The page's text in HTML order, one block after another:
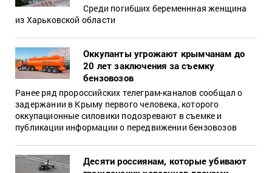
Среди погибших беременнная женщина
из Харьковской области
Оккупанты угрожают крымчанам до
20 лет заключения за съемку
бензовозов
Ранее ряд пророссийских телеграм-каналов сообщал о
задержании в Крыму первого человека, которого
оккупационные силовики подозревают в съемке и
публикации информации о передвижении бензовозов
Десяти россиянам, которые убивают